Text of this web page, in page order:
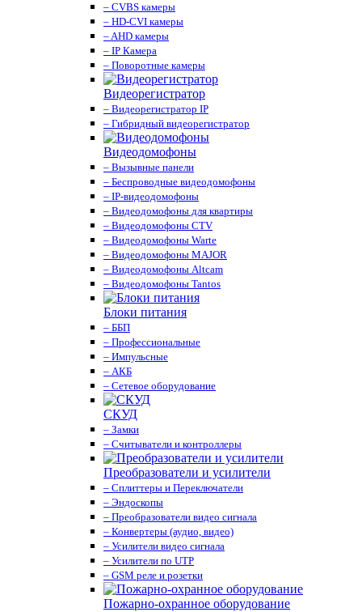
– CVBS камеры
– HD-CVI камеры
– AHD камеры
– IP Камера
– Поворотные камеры
Видеорегистратор
– Видеорегистратор IP
– Гибридный видеорегистратор
Видеодомофоны
– Вызывные панели
– Беспроводные видеодомофоны
– IP-видеодомофоны
– Видеодомофоны для квартиры
– Видеодомофоны CTV
– Видеодомофоны Warte
– Видеодомофоны MAJOR
– Видеодомофоны Altcam
– Видеодомофоны Tantos
Блоки питания
– ББП
– Профессиональные
– Импульсные
– АКБ
– Сетевое оборудование
СКУД
– Замки
– Считыватели и контроллеры
Преобразователи и усилители
– Сплиттеры и Переключатели
– Эндоскопы
– Преобразователи видео сигнала
– Конвертеры (аудио, видео)
– Усилители видео сигнала
– Усилители по UTP
– GSM реле и розетки
Пожарно-охранное оборудование